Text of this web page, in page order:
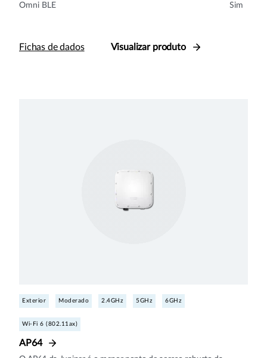
Omni BLE Sim
Fichas de dados Visualizar produto
Exterior Moderado 2.4GHz 5GHz 6GHz
Wi-Fi 6 (802.11ax)
AP64